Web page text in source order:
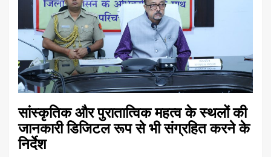
सांस्कृतिक और पुरातात्विक महत्व के स्थलों की
जानकारी डिजिटल रूप से भी संग्रहित करने के
निर्देश